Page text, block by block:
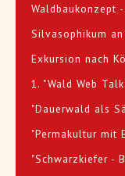
Waldbaukonzept
Silvasophikum
Exkursion nach
1. "Wald Web
"Dauerwald als
"Permakultur mit
"Schwarzkiefer -